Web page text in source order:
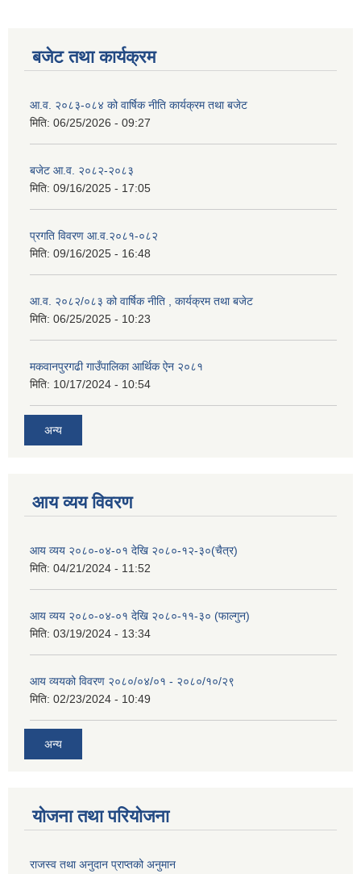
बजेट तथा कार्यक्रम
आ.व. २०८३-०८४ को वार्षिक नीति कार्यक्रम तथा बजेट
मिति: 06/25/2026 - 09:27
बजेट आ.व. २०८२-२०८३
मिति: 09/16/2025 - 17:05
प्रगति विवरण आ.व.२०८१-०८२
मिति: 09/16/2025 - 16:48
आ.व. २०८२/०८३ को वार्षिक नीति , कार्यक्रम तथा बजेट
मिति: 06/25/2025 - 10:23
मकवानपुरगढी गाउँपालिका आर्थिक ‌‌‌ऐन २०८१
मिति: 10/17/2024 - 10:54
अन्य
आय व्यय विवरण
आय व्यय २०८०-०४-०१ देखि २०८०-१२-३०(चैत्र)
मिति: 04/21/2024 - 11:52
आय व्यय २०८०-०४-०१ देखि २०८०-११-३० (फाल्गुन)
मिति: 03/19/2024 - 13:34
आय व्ययको विवरण २०८०/०४/०१ - २०८०/१०/२९
मिति: 02/23/2024 - 10:49
अन्य
योजना तथा परियोजना
राजस्व तथा अनुदान प्राप्तको अनुमान